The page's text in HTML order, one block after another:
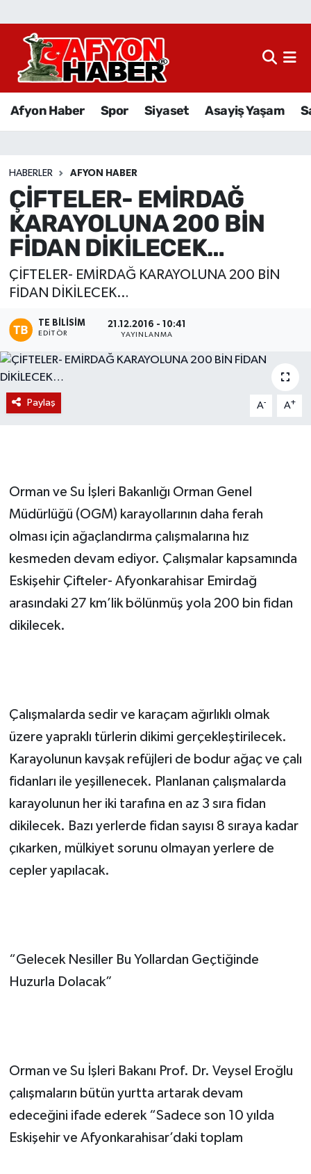
Afyon Haber Spor Siyaset Asayiş Yaşam
HABERLER AFYON HABER
ÇİFTELER- EMİRDAĞ
KARAYOLUNA 200 BİN
FİDAN DİKİLECEK…
ÇİFTELER- EMİRDAĞ KARAYOLUNA 200 BİN
FİDAN DİKİLECEK…
TE BILISIM
EDITÖR
21.12.2016 - 10:41
YAYINLANMA
Paylaş A- A+
Orman ve Su İşleri Bakanlığı Orman Genel
Müdürlüğü (OGM) karayollarının daha ferah
olması için ağaçlandırma çalışmalarına hız
kesmeden devam ediyor. Çalışmalar kapsamında
Eskişehir Çifteler- Afyonkarahisar Emirdağ
arasındaki 27 km’lik bölünmüş yola 200 bin fidan
dikilecek.
Çalışmalarda sedir ve karaçam ağırlıklı olmak
üzere yapraklı türlerin dikimi gerçekleştirilecek.
Karayolunun kavşak refüjleri de bodur ağaç ve çalı
fidanları ile yeşillenecek. Planlanan çalışmalarda
karayolunun her iki tarafına en az 3 sıra fidan
dikilecek. Bazı yerlerde fidan sayısı 8 sıraya kadar
çıkarken, mülkiyet sorunu olmayan yerlere de
cepler yapılacak.
“Gelecek Nesiller Bu Yollardan Geçtiğinde
Huzurla Dolacak”
Orman ve Su İşleri Bakanı Prof. Dr. Veysel Eroğlu
çalışmaların bütün yurtta artarak devam
edeceğini ifade ederek “Sadece son 10 yılda
Eskişehir ve Afyonkarahisar’daki toplam
Afyon Haber
Sağlık
Eğitim
Sivil Toplum
Ekonomi
Magazin
Etkinlikler